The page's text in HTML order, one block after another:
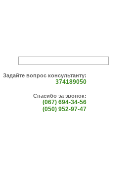
Задайте вопрос консультанту:
374189050
Спасибо за звонок:
(067) 694-34-56
(050) 952-97-47